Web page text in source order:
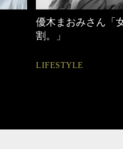
優木まおみさん「
割。」
LIFESTYLE